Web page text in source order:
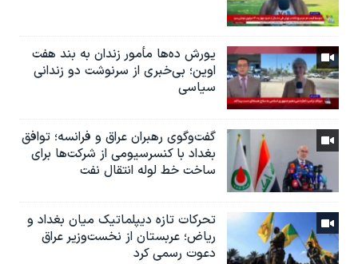
یورش ده‌ها مأمور زندان به بند هفت
اوین؛ بی‌خبری از سرنوشت دو زندانی
سیاسی
گفت‌وگوی رهبران عراق و فرانسه؛ توافق
بغداد با کنسرسیومی از شرکت‌ها برای
ساخت خط لوله انتقال نفت
تحرکات تازه دیپلماتیک میان بغداد و
ریاض؛ عربستان از نخست‌وزیر عراق
دعوت رسمی کرد